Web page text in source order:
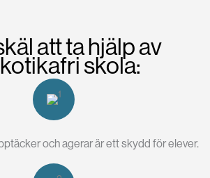
att ta hjälp av
skola:
och agerar är ett skydd för elever.